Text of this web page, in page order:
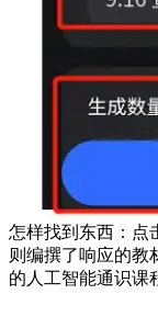
怎样找到东西：点
则编撰了响应的教
的人工智能通识课